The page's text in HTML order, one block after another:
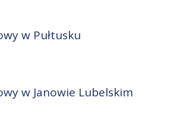
w Pułtusku
w Janowie Lubelskim